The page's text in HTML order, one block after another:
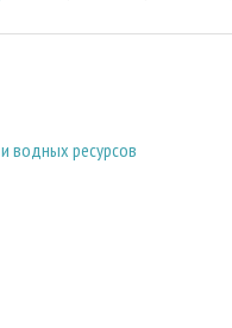
водных ресурсов